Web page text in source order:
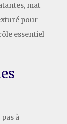
mat
pour
essentiel
à